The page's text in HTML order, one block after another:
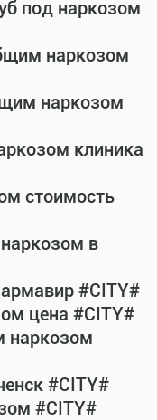
под наркозом
наркозом
наркозом
клиника
стоимость
в
#CITY#
цена #CITY#
наркозом
#CITY#
#CITY#